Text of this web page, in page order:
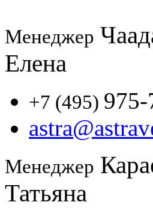
Менеджер
Елена
+7 (495) 975-
Менеджер
Татьяна